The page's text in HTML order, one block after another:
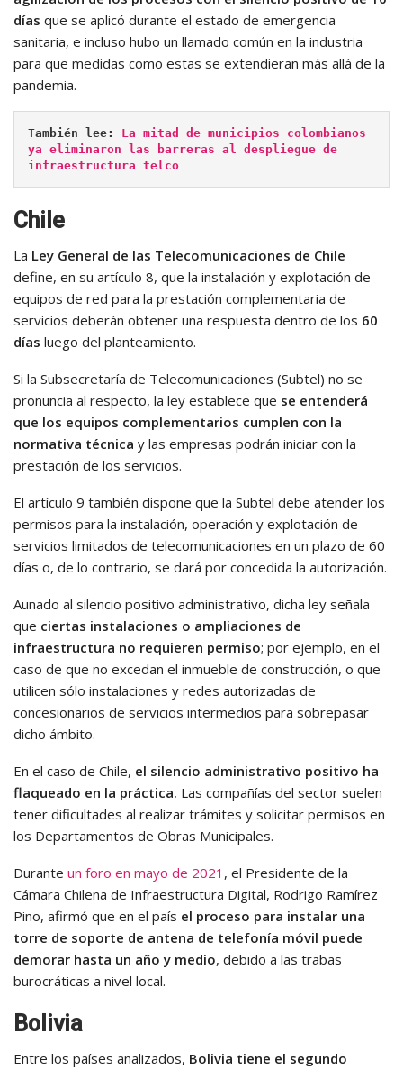
días que se aplicó durante el estado de emergencia
sanitaria, e incluso hubo un llamado común en la industria
para que medidas como estas se extendieran más allá de la
pandemia.
También lee: La mitad de municipios colombianos
ya eliminaron las barreras al despliegue de
infraestructura telco
Chile
La Ley General de las Telecomunicaciones de Chile
define, en su artículo 8, que la instalación y explotación de
equipos de red para la prestación complementaria de
servicios deberán obtener una respuesta dentro de los 60
días luego del planteamiento.
Si la Subsecretaría de Telecomunicaciones (Subtel) no se
pronuncia al respecto, la ley establece que se entenderá
que los equipos complementarios cumplen con la
normativa técnica y las empresas podrán iniciar con la
prestación de los servicios.
El artículo 9 también dispone que la Subtel debe atender los
permisos para la instalación, operación y explotación de
servicios limitados de telecomunicaciones en un plazo de 60
días o, de lo contrario, se dará por concedida la autorización.
Aunado al silencio positivo administrativo, dicha ley señala
que ciertas instalaciones o ampliaciones de
infraestructura no requieren permiso; por ejemplo, en el
caso de que no excedan el inmueble de construcción, o que
utilicen sólo instalaciones y redes autorizadas de
concesionarios de servicios intermedios para sobrepasar
dicho ámbito.
En el caso de Chile, el silencio administrativo positivo ha
flaqueado en la práctica. Las compañías del sector suelen
tener dificultades al realizar trámites y solicitar permisos en
los Departamentos de Obras Municipales.
Durante un foro en mayo de 2021 , el Presidente de la
Cámara Chilena de Infraestructura Digital, Rodrigo Ramírez
Pino, afirmó que en el país el proceso para instalar una
torre de soporte de antena de telefonía móvil puede
demorar hasta un año y medio, debido a las trabas
burocráticas a nivel local.
Bolivia
Entre los países analizados, Bolivia tiene el segundo